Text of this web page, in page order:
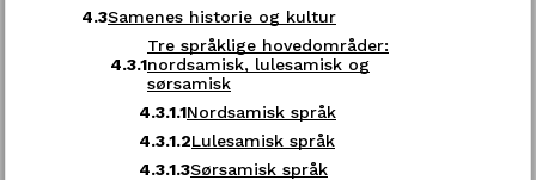
Postboks 6600
postmottak@tromsfylke.no
Gå til eDialog
Vi bruker informasjonskapsler (cookies) for å
forbedre brukeropplevelsen på vårt nettsted,
tilpasse innhold og tilby funksjoner samt analysere
trafikken vår. Ved å fortsette å bruke nettstedet,
samtykker du til vår bruk av informasjonskapsler i
henhold til denne erklæringen. Du kan tilpasse bruk
av informasjonskapsler under “Detaljer”.
4.3Samenes historie og kultur
4.3.1
Tre språklige hovedområder:
nordsamisk, lulesamisk og
sørsamisk
4.3.1.1Nordsamisk språk
4.3.1.2Lulesamisk språk
4.3.1.3Sørsamisk språk